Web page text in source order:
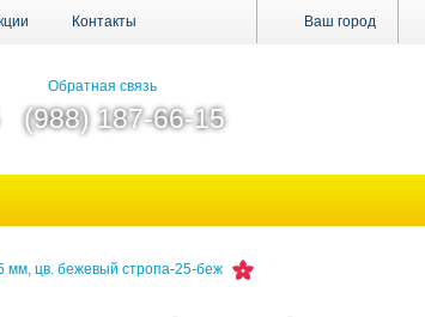
Ваш город
Контакты
Обратная связь
(988) 187-66-15
мм, цв. бежевый стропа-25-беж